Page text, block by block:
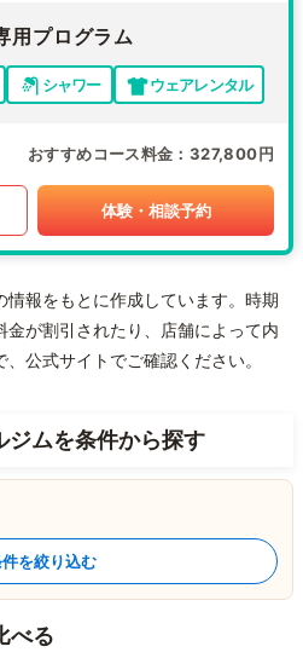
用プログラム
シャワー ウェアレンタル
おすすめコース料金 327,800円
体験・相談予約
報をもとに作成しています。時期
が割引されたり、店舗によって内
公式サイトでご確認ください。
ジムを条件から探す
を絞り込む
べる